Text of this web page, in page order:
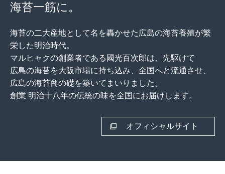
海苔一筋に。
海苔の二大産地として名を轟かせた広島の海苔養殖が繁
栄した明治時代。
マルヒャクの創業者である國光百次郎は、先駆けて
広島の海苔を大阪市場に持ち込み、全国へと流通させ、
広島の海苔商の礎を築いてまいりました。
創業 明治十八年の伝統の味を全国にお届けします。
オフィシャルサイト